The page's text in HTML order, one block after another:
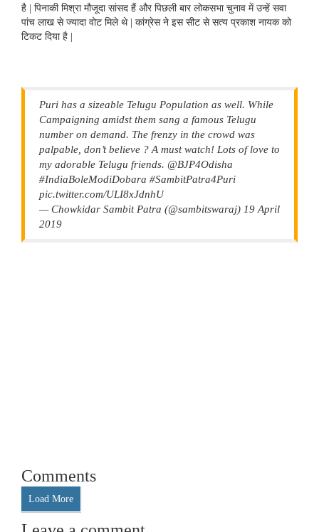
e
r
है | पिनाकी मिश्रा मौजूदा सांसद हैं और पिछली बार लोकसभा चुनाव में उन्हें सवा
पांच लाख से ज्यादा वोट मिले थे | कांग्रेस ने इस सीट से सत्य प्रकाश नायक को
टिकट दिया है |
Puri has a sizeable Telugu Population as well. While
Campaigning amidst them sang a famous Telugu
number on demand. The frenzy in the crowd was
palpable, don’t believe ? A must watch! Lots of love to
my adorable Telugu friends. @BJP4Odisha
#IndiaBoleModiDobara #SambitPatra4Puri
pic.twitter.com/ULI8xJdnhU
— Chowkidar Sambit Patra (@sambitswaraj) 19 April
2019
Comments
Load More